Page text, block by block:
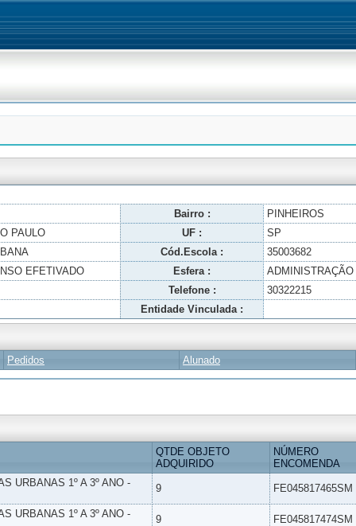
Bairro :
PINHEIROS
PAULO UF :
SP
Cód.Escola :
35003682
EFETIVADO Esfera :
Telefone :
30322215
Entidade Vinculada :
Pedidos Alunado
QTDE OBJETO
ADQUIRIDO
NÚMERO
ENCOMENDA
URBANAS 1º A 3º ANO -
9 FE045817465SM
URBANAS 1º A 3º ANO -
9 FE045817474SM